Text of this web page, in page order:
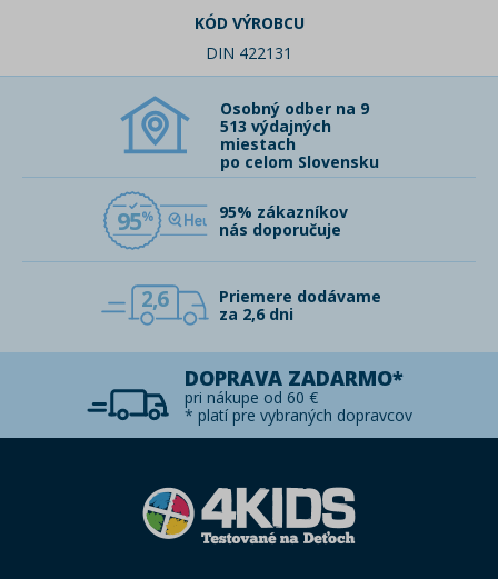
KÓD VÝROBCU
DIN 422131
Osobný odber na 9
513 výdajných
miestach
po celom Slovensku
95
95% zákazníkov
nás doporučuje
2,6
Priemere dodávame
za 2,6 dni
DOPRAVA ZADARMO*
pri nákupe od 60 €
* platí pre vybraných dopravcov